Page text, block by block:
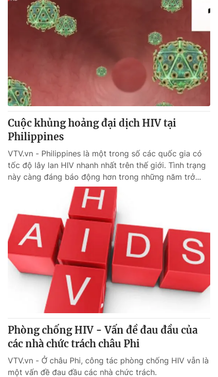
Cuộc khủng hoảng đại dịch HIV tại
Philippines
VTV.vn - Philippines là một trong số các quốc gia có
tốc độ lây lan HIV nhanh nhất trên thế giới. Tình trạng
này càng đáng báo động hơn trong những năm trở...
Phòng chống HIV - Vấn đề đau đầu của
các nhà chức trách châu Phi
VTV.vn - Ở châu Phi, công tác phòng chống HIV vẫn là
một vấn đề đau đầu các nhà chức trách.